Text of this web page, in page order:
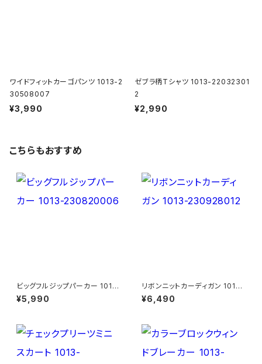
ワイドフィットカーゴパンツ 1013-2
30508007
¥3,990
ゼブラ柄Tシャツ 1013-22032301
2
¥2,990
こちらもおすすめ
ビッグフルジップパーカー 1013
-230820006
¥5,990
リボンニットカーディガン 1013-
230928012
¥6,490